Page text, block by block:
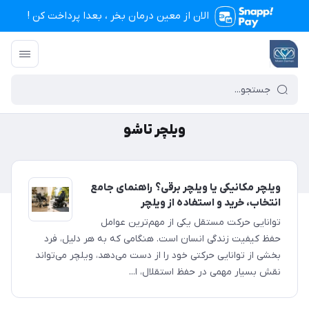
الان از معین درمان بخر ، بعدا پرداخت کن !
تجهیزات پزشکی معین درمان
ویلچر تاشو
ویلچر مکانیکی یا ویلچر برقی؟ راهنمای جامع
انتخاب، خرید و استفاده از ویلچر
توانایی حرکت مستقل یکی از مهم‌ترین عوامل
حفظ کیفیت زندگی انسان است. هنگامی که به هر دلیل، فرد
بخشی از توانایی حرکتی خود را از دست می‌دهد، ویلچر می‌تواند
نقش بسیار مهمی در حفظ استقلال، ا...